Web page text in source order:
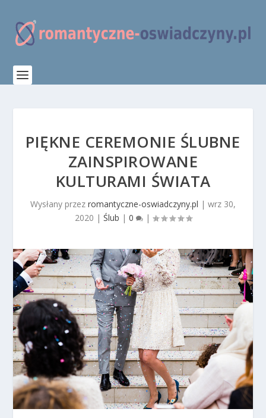
PIĘKNE CEREMONIE ŚLUBNE
ZAINSPIROWANE
KULTURAMI ŚWIATA
Wysłany przez romantyczne-oswiadczyny.pl | wrz 30,
2020 | Ślub | 0 |